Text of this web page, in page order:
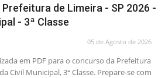
de Limeira - SP 2026 -
- 3ª Classe
05 de Agosto de 2026
em PDF para o concurso da Prefeitura
Civil Municipal, 3ª Classe. Prepare-se com